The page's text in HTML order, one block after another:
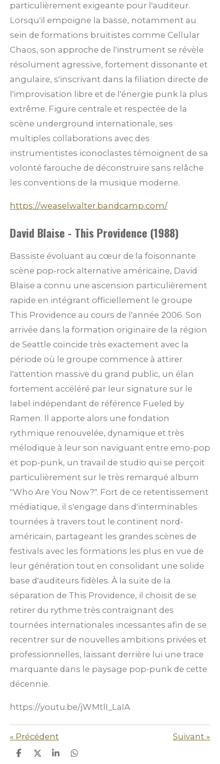
particulièrement exigeante pour l'auditeur.
Lorsqu'il empoigne la basse, notamment au
sein de formations bruitistes comme Cellular
Chaos, son approche de l'instrument se révèle
résolument agressive, fortement dissonante et
angulaire, s'inscrivant dans la filiation directe de
l'improvisation libre et de l'énergie punk la plus
extrême. Figure centrale et respectée de la
scène underground internationale, ses
multiples collaborations avec des
instrumentistes iconoclastes témoignent de sa
volonté farouche de déconstruire sans relâche
les conventions de la musique moderne.
https://weaselwalter.bandcamp.com/
David Blaise - This Providence (1988)
Bassiste évoluant au cœur de la foisonnante
scène pop-rock alternative américaine, David
Blaise a connu une ascension particulièrement
rapide en intégrant officiellement le groupe
This Providence au cours de l'année 2006. Son
arrivée dans la formation originaire de la région
de Seattle coïncide très exactement avec la
période où le groupe commence à attirer
l'attention massive du grand public, un élan
fortement accéléré par leur signature sur le
label indépendant de référence Fueled by
Ramen. Il apporte alors une fondation
rythmique renouvelée, dynamique et très
mélodique à leur son naviguant entre emo-pop
et pop-punk, un travail de studio qui se perçoit
particulièrement sur le très remarqué album
"Who Are You Now?". Fort de ce retentissement
médiatique, il s'engage dans d'interminables
tournées à travers tout le continent nord-
américain, partageant les grandes scènes de
festivals avec les formations les plus en vue de
leur génération tout en consolidant une solide
base d'auditeurs fidèles. À la suite de la
séparation de This Providence, il choisit de se
retirer du rythme très contraignant des
tournées internationales incessantes afin de se
recentrer sur de nouvelles ambitions privées et
professionnelles, laissant derrière lui une trace
marquante dans le paysage pop-punk de cette
décennie.
https://youtu.be/jWMtlI_LaIA
« Précédent Suivant »
P
P
P
P